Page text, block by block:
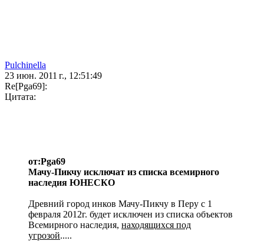
Pulchinella
23 июн. 2011 г., 12:51:49
Re[Pga69]:
Цитата:
от:Pga69
Мачу-Пикчу исключат из списка всемирного
наследия ЮНЕСКО
Древний город инков Мачу-Пикчу в Перу с 1
февраля 2012г. будет исключен из списка объектов
Всемирного наследия, находящихся под
угрозой.....